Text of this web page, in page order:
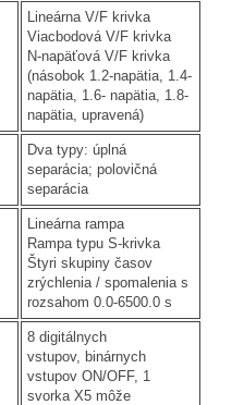
Lineárna V/F krivka
Viacbodová V/F krivka
N-napäťová V/F krivka
(násobok 1.2-napätia, 1.4-
napätia, 1.6- napätia, 1.8-
napätia, upravená)
Dva typy: úplná
separácia; polovičná
separácia
Lineárna rampa
Rampa typu S-krivka
Štyri skupiny časov
zrýchlenia / spomalenia s
rozsahom 0.0-6500.0 s
8 digitálnych
vstupov, binárnych
vstupov ON/OFF, 1
svorka X5 môže